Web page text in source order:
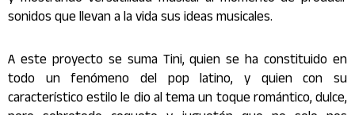
sonidos que llevan a la vida sus ideas musicales.
A este proyecto se suma Tini, quien se ha constituido en
todo un fenómeno del pop latino, y quien con su
característico estilo le dio al tema un toque romántico, dulce,